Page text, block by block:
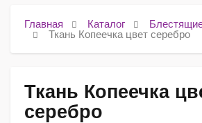
Главная Каталог
Ткань Копеечка цвет серебро
Ткань Копеечка
серебро